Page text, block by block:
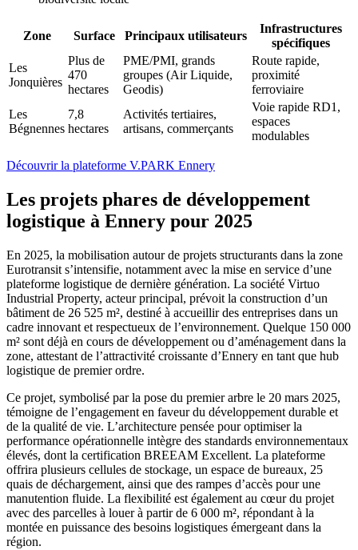
Zone Surface Principaux utilisateurs
Infrastructures
spécifiques
Les
Jonquières
Plus de
470
hectares
PME/PMI, grands
groupes (Air Liquide,
Geodis)
Route rapide,
proximité
ferroviaire
Les
Bégnennes
7,8
hectares
Activités tertiaires,
artisans, commerçants
Voie rapide RD1,
espaces
modulables
Découvrir la plateforme V.PARK Ennery
Les projets phares de développement
logistique à Ennery pour 2025
En 2025, la mobilisation autour de projets structurants dans la zone
Eurotransit s’intensifie, notamment avec la mise en service d’une
plateforme logistique de dernière génération. La société Virtuo
Industrial Property, acteur principal, prévoit la construction d’un
bâtiment de 26 525 m², destiné à accueillir des entreprises dans un
cadre innovant et respectueux de l’environnement. Quelque 150 000
m² sont déjà en cours de développement ou d’aménagement dans la
zone, attestant de l’attractivité croissante d’Ennery en tant que hub
logistique de premier ordre.
Ce projet, symbolisé par la pose du premier arbre le 20 mars 2025,
témoigne de l’engagement en faveur du développement durable et
de la qualité de vie. L’architecture pensée pour optimiser la
performance opérationnelle intègre des standards environnementaux
élevés, dont la certification BREEAM Excellent. La plateforme
offrira plusieurs cellules de stockage, un espace de bureaux, 25
quais de déchargement, ainsi que des rampes d’accès pour une
manutention fluide. La flexibilité est également au cœur du projet
avec des parcelles à louer à partir de 6 000 m², répondant à la
montée en puissance des besoins logistiques émergeant dans la
région.